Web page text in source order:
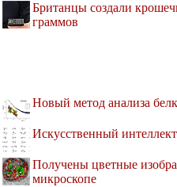
Британцы создали
граммов
Новый метод анализа
Искусственный
Получены цветные
микроскопе